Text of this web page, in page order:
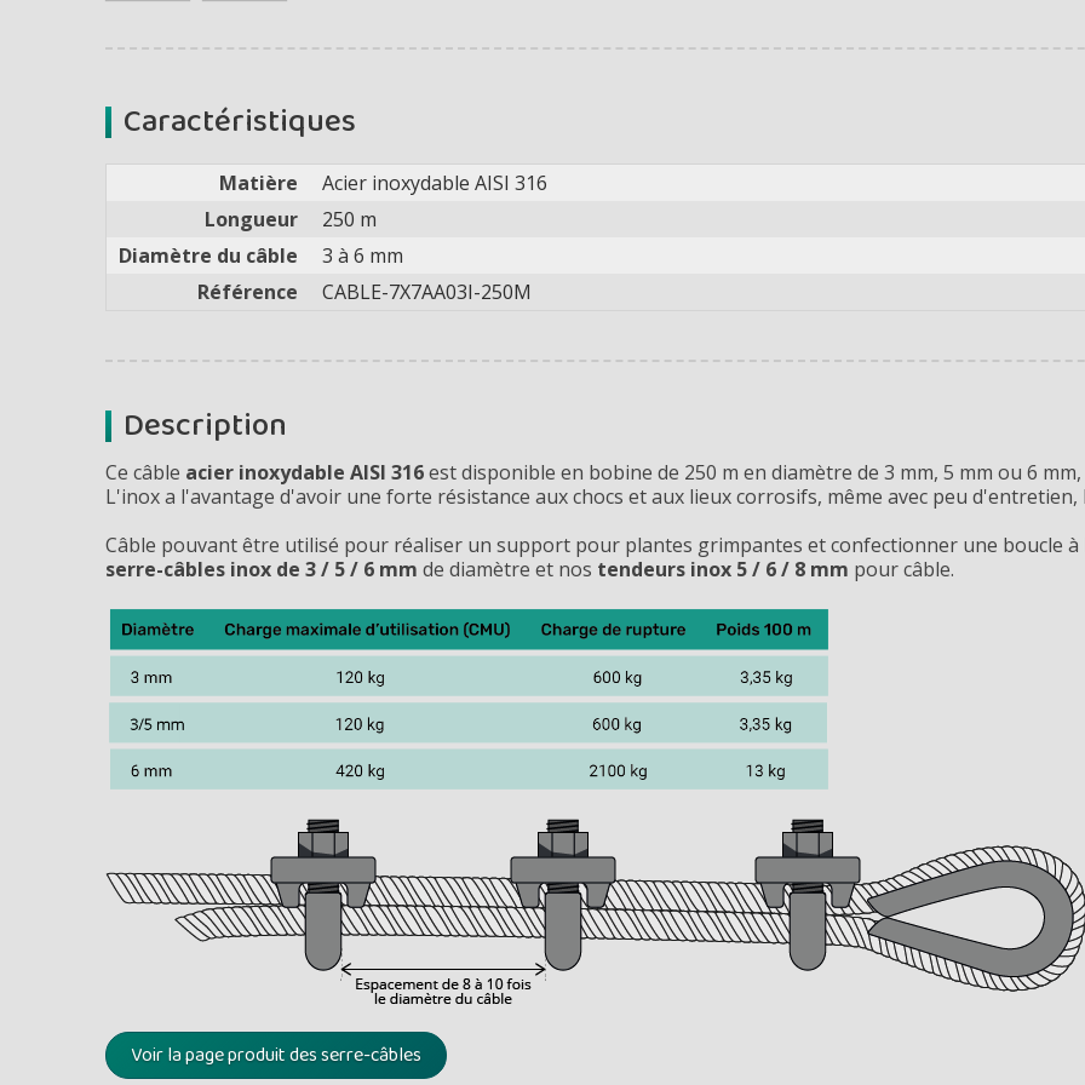
Caractéristiques
Matière
Acier inoxydable AISI 316
Longueur
250 m
Diamètre du câble
3 à 6 mm
Référence
CABLE-7X7AA03I-250M
Description
Ce câble acier inoxydable AISI 316est disponible en bobine de 250 m en diamètre de 3 mm, 5 mm ou 6 mm,
L'inox a l'avantage d'avoir une forte résistance aux chocs et aux lieux corrosifs, même avec peu d'entretien,
Câble pouvant être utilisé pour réaliser un support pour plantes grimpantes et confectionner une boucle à
serre-câbles inox de 3 / 5 / 6 mm de diamètre et nos tendeurs inox 5 / 6 / 8 mm pour câble.
Voir la page produit des serre-câbles